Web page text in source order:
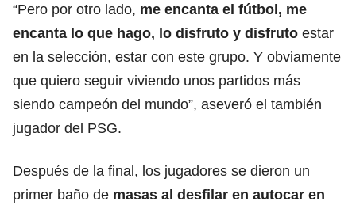
“Pero por otro lado, me encanta el fútbol, me
encanta lo que hago, lo disfruto y disfruto estar
en la selección, estar con este grupo. Y obviamente
que quiero seguir viviendo unos partidos más
siendo campeón del mundo”, aseveró el también
jugador del PSG.
Después de la final, los jugadores se dieron un
primer baño de masas al desfilar en autocar en